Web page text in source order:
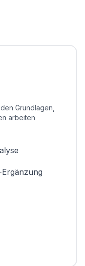
Grundlagen,
arbeiten